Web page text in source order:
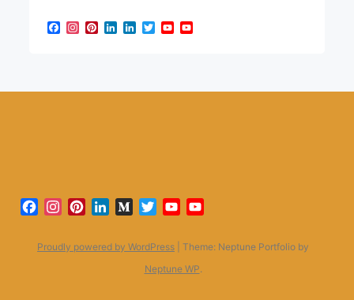
Facebook
Instagram
Pinterest
LinkedIn
LinkedIn
TwitterYouTube
Facebook
Instagram
PinterestLinkedInMediumTwitterYouTube
Proudly powered by WordPress
Theme: Neptune Portfolio by
Neptune WP.